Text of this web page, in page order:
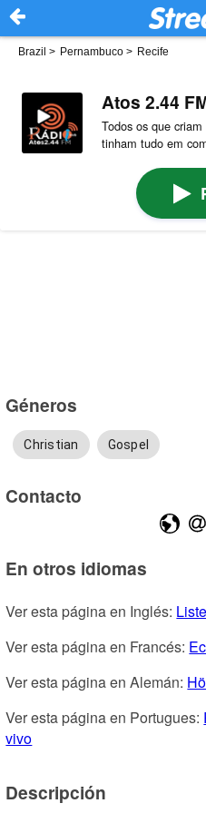
Brazil > Pernambuco > Recife
Atos 2.44
Todos os que
tinham tudo em
Géneros
Christian Gospel
Contacto
En otros idiomas
Ver esta página en Inglés:
Ver esta página en Francés:
Ver esta página en Alemán:
Ver esta página en Portugues:
vivo
Descripción